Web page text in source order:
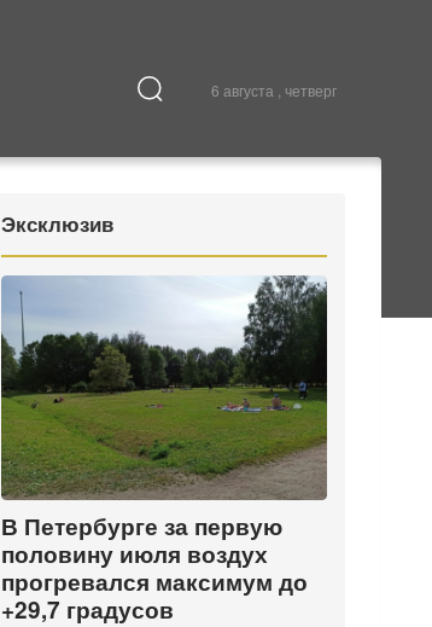
6 августа , четверг
Эксклюзив
В Петербурге за первую
половину июля воздух
прогревался максимум до
+29,7 градусов